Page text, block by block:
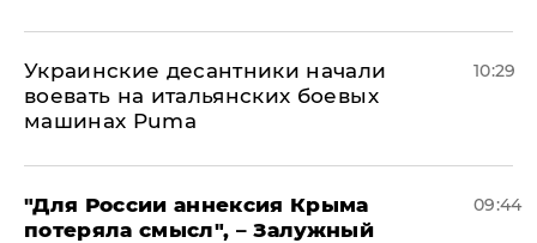
Украинские десантники начали
воевать на итальянских боевых
машинах Puma
10:29
"Для России аннексия Крыма
потеряла смысл", – Залужный
09:44